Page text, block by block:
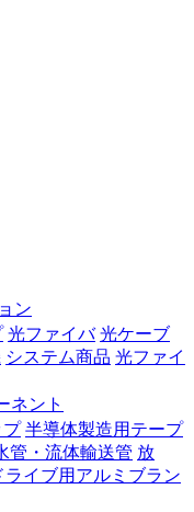
ン
光ファイバ 光ケーブ
システム商品 光ファイ
ネント
プ 半導体製造用テープ
管・流体輸送管 放
イブ用アルミブラン